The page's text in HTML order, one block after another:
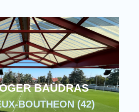
BAUDRAS
BOUTHEON (42)